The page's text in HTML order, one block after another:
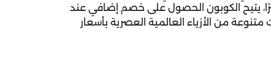
يتيح الكوبون الحصول على خصم إضافي عند
من الأزياء العالمية العصرية بأسعار